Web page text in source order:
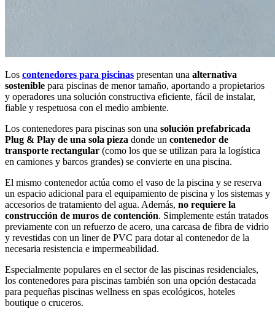
Los contenedores para piscinas presentan una alternativa
sostenible para piscinas de menor tamaño, aportando a propietarios
y operadores una solución constructiva eficiente, fácil de instalar,
fiable y respetuosa con el medio ambiente.
Los contenedores para piscinas son una solución prefabricada
Plug & Play de una sola pieza donde un contenedor de
transporte rectangular (como los que se utilizan para la logística
en camiones y barcos grandes) se convierte en una piscina.
El mismo contenedor actúa como el vaso de la piscina y se reserva
un espacio adicional para el equipamiento de piscina y los sistemas y
accesorios de tratamiento del agua. Además, no requiere la
construcción de muros de contención. Simplemente están tratados
previamente con un refuerzo de acero, una carcasa de fibra de vidrio
y revestidas con un liner de PVC para dotar al contenedor de la
necesaria resistencia e impermeabilidad.
Especialmente populares en el sector de las piscinas residenciales,
los contenedores para piscinas también son una opción destacada
para pequeñas piscinas wellness en spas ecológicos, hoteles
boutique o cruceros.